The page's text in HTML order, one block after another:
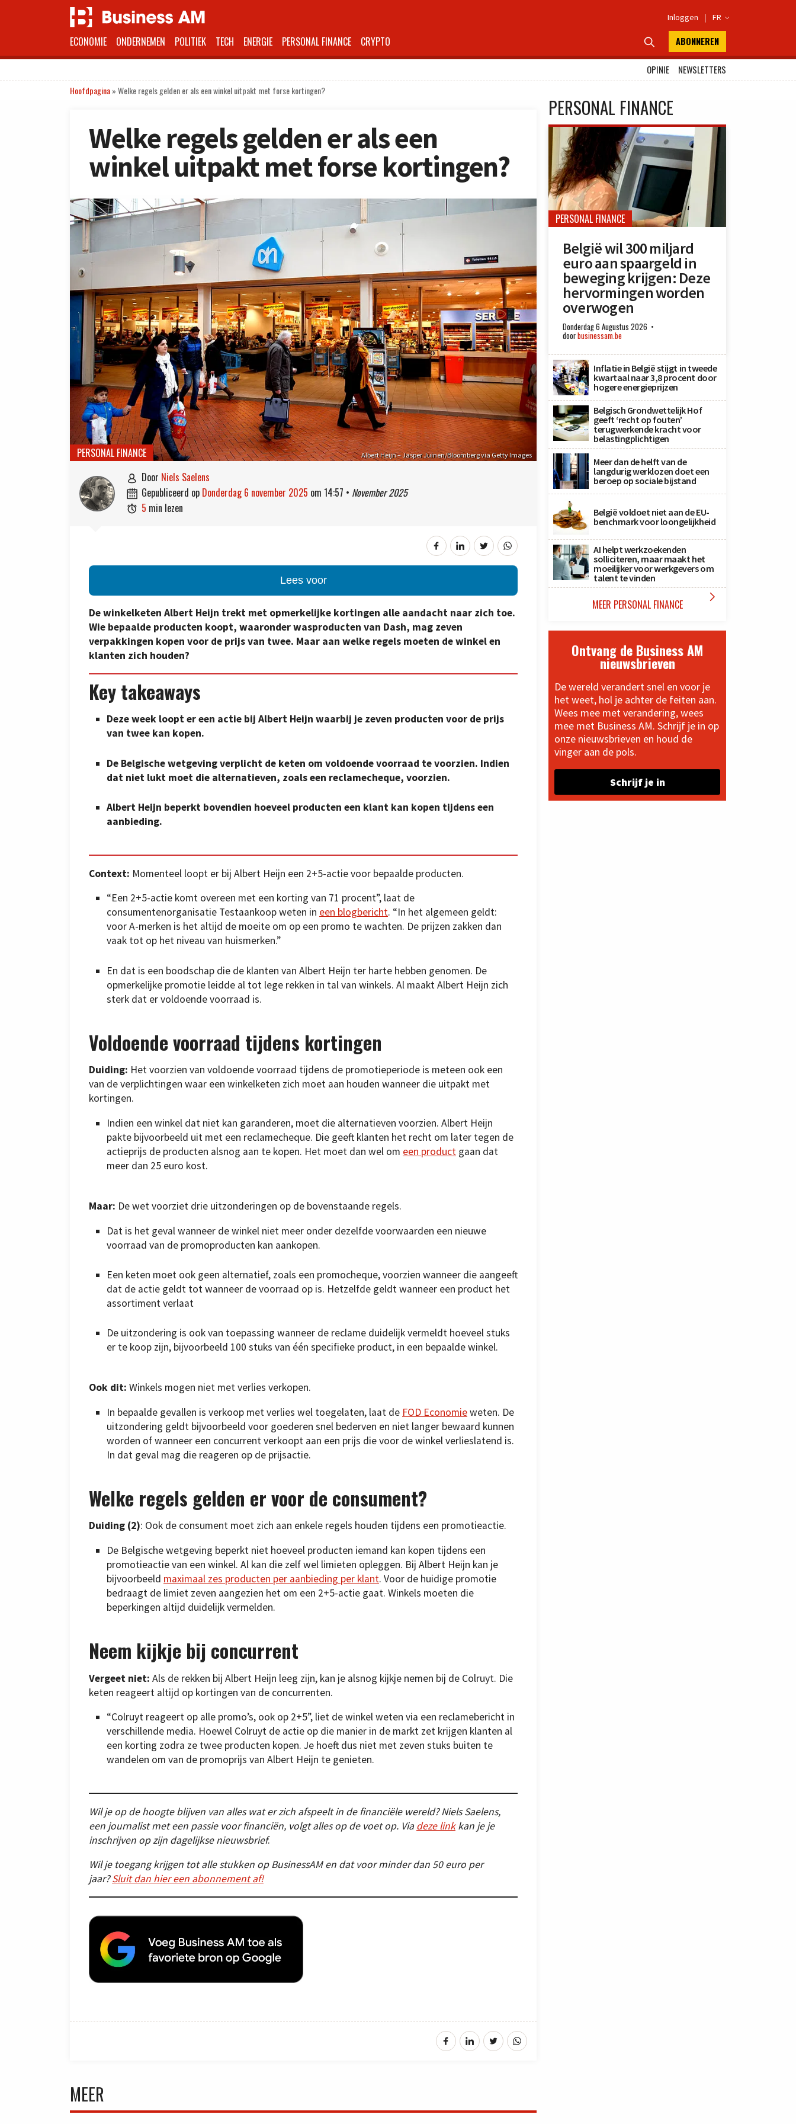
Inloggen | FR 
ECONOMIE ONDERNEMEN POLITIEK TECH ENERGIE PERSONAL FINANCE CRYPTO  ABONNEREN
OPINIE
NEWSLETTERS
Hoofdpagina»Welke regels gelden er als een winkel uitpakt met forse kortingen?
Welke regels gelden er als een
winkel uitpakt met forse kortingen?
Albert Heijn – Jasper Juinen/Bloomberg via Getty Images
PERSONAL FINANCE
 door Niels Saelens
 gepubliceerd op donderdag 6 november 2025 om 14:57 • November 2025
 5 min lezen
Lees voor
De winkelketen Albert Heijn trekt met opmerkelijke kortingen alle aandacht naar zich toe.
Wie bepaalde producten koopt, waaronder wasproducten van Dash, mag zeven
verpakkingen kopen voor de prijs van twee. Maar aan welke regels moeten de winkel en
klanten zich houden?
Key takeaways
Deze week loopt er een actie bij Albert Heijn waarbij je zeven producten voor de prijs
van twee kan kopen.
De Belgische wetgeving verplicht de keten om voldoende voorraad te voorzien. Indien
dat niet lukt moet die alternatieven, zoals een reclamecheque, voorzien.
Albert Heijn beperkt bovendien hoeveel producten een klant kan kopen tijdens een
aanbieding.
Context: Momenteel loopt er bij Albert Heijn een 2+5-actie voor bepaalde producten.
“Een 2+5-actie komt overeen met een korting van 71 procent”, laat de
consumentenorganisatie Testaankoop weten in een blogbericht. “In het algemeen geldt:
voor A-merken is het altijd de moeite om op een promo te wachten. De prijzen zakken dan
vaak tot op het niveau van huismerken.”
En dat is een boodschap die de klanten van Albert Heijn ter harte hebben genomen. De
opmerkelijke promotie leidde al tot lege rekken in tal van winkels. Al maakt Albert Heijn zich
sterk dat er voldoende voorraad is.
Voldoende voorraad tijdens kortingen
Duiding: Het voorzien van voldoende voorraad tijdens de promotieperiode is meteen ook een
van de verplichtingen waar een winkelketen zich moet aan houden wanneer die uitpakt met
kortingen.
Indien een winkel dat niet kan garanderen, moet die alternatieven voorzien. Albert Heijn
pakte bijvoorbeeld uit met een reclamecheque. Die geeft klanten het recht om later tegen de
actieprijs de producten alsnog aan te kopen. Het moet dan wel om een product gaan dat
meer dan 25 euro kost.
Maar: De wet voorziet drie uitzonderingen op de bovenstaande regels.
Dat is het geval wanneer de winkel niet meer onder dezelfde voorwaarden een nieuwe
voorraad van de promoproducten kan aankopen.
Een keten moet ook geen alternatief, zoals een promocheque, voorzien wanneer die aangeeft
dat de actie geldt tot wanneer de voorraad op is. Hetzelfde geldt wanneer een product het
assortiment verlaat
De uitzondering is ook van toepassing wanneer de reclame duidelijk vermeldt hoeveel stuks
er te koop zijn, bijvoorbeeld 100 stuks van één specifieke product, in een bepaalde winkel.
Ook dit: Winkels mogen niet met verlies verkopen.
In bepaalde gevallen is verkoop met verlies wel toegelaten, laat de FOD Economieweten. De
uitzondering geldt bijvoorbeeld voor goederen snel bederven en niet langer bewaard kunnen
worden of wanneer een concurrent verkoopt aan een prijs die voor de winkel verlieslatend is.
In dat geval mag die reageren op de prijsactie.
Welke regels gelden er voor de consument?
Duiding (2): Ook de consument moet zich aan enkele regels houden tijdens een promotieactie.
De Belgische wetgeving beperkt niet hoeveel producten iemand kan kopen tijdens een
promotieactie van een winkel. Al kan die zelf wel limieten opleggen. Bij Albert Heijn kan je
bijvoorbeeld maximaal zes producten per aanbieding per klant. Voor de huidige promotie
bedraagt de limiet zeven aangezien het om een 2+5-actie gaat. Winkels moeten die
beperkingen altijd duidelijk vermelden.
Neem kijkje bij concurrent
Vergeet niet: Als de rekken bij Albert Heijn leeg zijn, kan je alsnog kijkje nemen bij de Colruyt. Die
keten reageert altijd op kortingen van de concurrenten.
“Colruyt reageert op alle promo’s, ook op 2+5”, liet de winkel weten via een reclamebericht in
verschillende media. Hoewel Colruyt de actie op die manier in de markt zet krijgen klanten al
een korting zodra ze twee producten kopen. Je hoeft dus niet met zeven stuks buiten te
wandelen om van de promoprijs van Albert Heijn te genieten.
Wil je op de hoogte blijven van alles wat er zich afspeelt in de financiële wereld? Niels Saelens,
een journalist met een passie voor financiën, volgt alles op de voet op. Via deze linkkan je je
inschrijven op zijn dagelijkse nieuwsbrief.
Wil je toegang krijgen tot alle stukken op BusinessAM en dat voor minder dan 50 euro per
jaar?Sluit dan hier een abonnement af!
MEER
PERSONAL FINANCE
PERSONAL FINANCE
België wil 300 miljard
euro aan spaargeld in
beweging krijgen: Deze
hervormingen worden
overwogen
Donderdag 6 Augustus 2026
doorbusinessam.be
Inflatie in België stijgt in tweede
kwartaal naar 3,8 procent door
hogere energieprijzen
Belgisch Grondwettelijk Hof
geeft ‘recht op fouten’
terugwerkende kracht voor
belastingplichtigen
Meer dan de helft van de
langdurig werklozen doet een
beroep op sociale bijstand
België voldoet niet aan de EU-
benchmark voor loongelijkheid
AI helpt werkzoekenden
solliciteren, maar maakt het
moeilijker voor werkgevers om
talent te vinden
MEER PERSONAL FINANCE 
Ontvang de Business AM
nieuwsbrieven
De wereld verandert snel en voor je
het weet, hol je achter de feiten aan.
Wees mee met verandering, wees
mee met Business AM. Schrijf je in op
onze nieuwsbrieven en houd de
vinger aan de pols.
Schrijf je in